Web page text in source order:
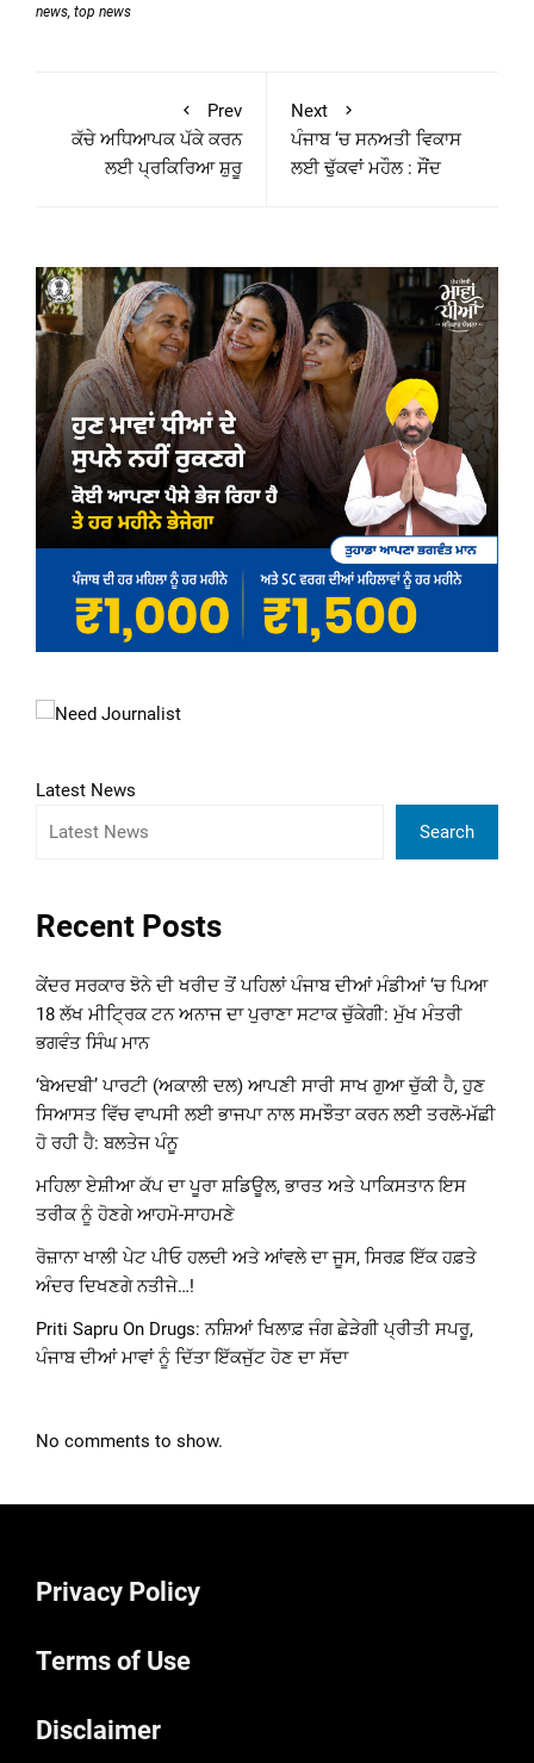
news, top news
Prev
ਕੱਚੇ ਅਧਿਆਪਕ ਪੱਕੇ ਕਰਨ
ਲਈ ਪ੍ਰਕਿਰਿਆ ਸ਼ੁਰੂ
Next
ਪੰਜਾਬ ‘ਚ ਸਨਅਤੀ ਵਿਕਾਸ
ਲਈ ਢੁੱਕਵਾਂ ਮਹੌਲ : ਸੌਂਦ
Latest News
Search
Recent Posts
ਕੇਂਦਰ ਸਰਕਾਰ ਝੋਨੇ ਦੀ ਖਰੀਦ ਤੋਂ ਪਹਿਲਾਂ ਪੰਜਾਬ ਦੀਆਂ ਮੰਡੀਆਂ ‘ਚ ਪਿਆ
18 ਲੱਖ ਮੀਟ੍ਰਿਕ ਟਨ ਅਨਾਜ ਦਾ ਪੁਰਾਣਾ ਸਟਾਕ ਚੁੱਕੇਗੀ: ਮੁੱਖ ਮੰਤਰੀ
ਭਗਵੰਤ ਸਿੰਘ ਮਾਨ
‘ਬੇਅਦਬੀ’ ਪਾਰਟੀ (ਅਕਾਲੀ ਦਲ) ਆਪਣੀ ਸਾਰੀ ਸਾਖ ਗੁਆ ਚੁੱਕੀ ਹੈ, ਹੁਣ
ਸਿਆਸਤ ਵਿੱਚ ਵਾਪਸੀ ਲਈ ਭਾਜਪਾ ਨਾਲ ਸਮਝੌਤਾ ਕਰਨ ਲਈ ਤਰਲੋ-ਮੱਛੀ
ਹੋ ਰਹੀ ਹੈ: ਬਲਤੇਜ ਪੰਨੂ
ਮਹਿਲਾ ਏਸ਼ੀਆ ਕੱਪ ਦਾ ਪੂਰਾ ਸ਼ਡਿਊਲ, ਭਾਰਤ ਅਤੇ ਪਾਕਿਸਤਾਨ ਇਸ
ਤਰੀਕ ਨੂੰ ਹੋਣਗੇ ਆਹਮੋ-ਸਾਹਮਣੇ
ਰੋਜ਼ਾਨਾ ਖਾਲੀ ਪੇਟ ਪੀਓ ਹਲਦੀ ਅਤੇ ਆਂਵਲੇ ਦਾ ਜੂਸ, ਸਿਰਫ਼ ਇੱਕ ਹਫ਼ਤੇ
ਅੰਦਰ ਦਿਖਣਗੇ ਨਤੀਜੇ…!
Priti Sapru On Drugs: ਨਸ਼ਿਆਂ ਖਿਲਾਫ਼ ਜੰਗ ਛੇੜੇਗੀ ਪ੍ਰੀਤੀ ਸਪਰੂ,
ਪੰਜਾਬ ਦੀਆਂ ਮਾਵਾਂ ਨੂੰ ਦਿੱਤਾ ਇੱਕਜੁੱਟ ਹੋਣ ਦਾ ਸੱਦਾ
No comments to show.
Privacy Policy
Terms of Use
Disclaimer